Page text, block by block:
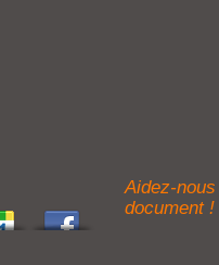
Aidez-
document !